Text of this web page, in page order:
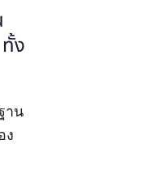
ง
าน
ง